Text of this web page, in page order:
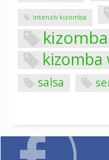
intenzív kizomba
kizomba
salsa